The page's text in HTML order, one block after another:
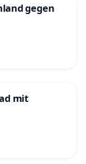
gegen
mit